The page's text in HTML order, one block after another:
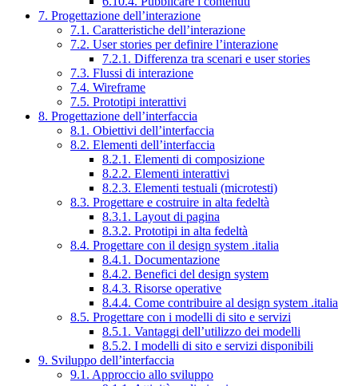
7. Progettazione dell’interazione
7.1. Caratteristiche dell’interazione
7.2. User stories per definire l’interazione
7.2.1. Differenza tra scenari e user stories
7.3. Flussi di interazione
7.4. Wireframe
7.5. Prototipi interattivi
8. Progettazione dell’interfaccia
8.1. Obiettivi dell’interfaccia
8.2. Elementi dell’interfaccia
8.2.1. Elementi di composizione
8.2.2. Elementi interattivi
8.2.3. Elementi testuali (microtesti)
8.3. Progettare e costruire in alta fedeltà
8.3.1. Layout di pagina
8.3.2. Prototipi in alta fedeltà
8.4. Progettare con il design system .italia
8.4.1. Documentazione
8.4.2. Benefici del design system
8.4.3. Risorse operative
8.4.4. Come contribuire al design system .italia
8.5. Progettare con i modelli di sito e servizi
8.5.1. Vantaggi dell’utilizzo dei modelli
8.5.2. I modelli di sito e servizi disponibili
9. Sviluppo dell’interfaccia
9.1. Approccio allo sviluppo